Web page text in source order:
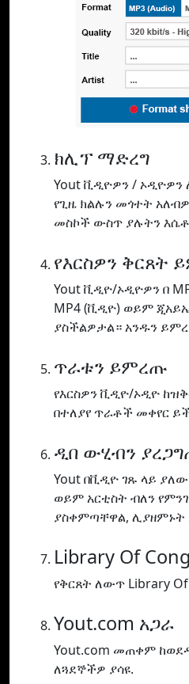
ክሊፕ ማድረግ
Yout ቪዲዮዎን /
የጊዜ ክልሉን መጎተት
መስኮች ውስጥ ያሉትን
የእርስዎን ቅርጸት
Yout ቪዲዮ/ኦዲዮዎን በ
MP4 (ቪዲዮ) ወይም
ያስችልዎታል። አንዱን
ጥራቱን ይምረጡ
የእርስዎን ቪዲዮ/ኦዲዮ
በተለያየ ጥራቶች መቀየር
ዲበ ውሂብን
Yout በቪዲዮ ገጹ ላይ
ወይም አርቲስት ብለን
ያስቀምጣቸዋል, ሊያዘምኑት
Library Of
የቅርጸት ለውጥ Library Of
Yout.com አጋራ
Yout.com መጠቀም
ለጓደኞችዎ ያሳዩ.